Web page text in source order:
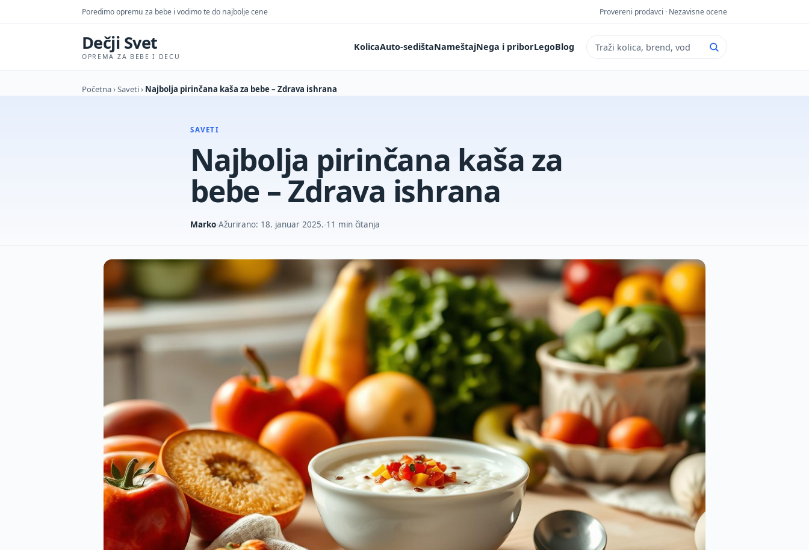
Poredimo opremu za bebe i vodimo te do najbolje cene Provereni prodavci · Nezavisne ocene
Dečji Svet
OPREMA ZA BEBE I DECU
KolicaAuto-sedištaNameštajNega i priborLegoBlog
Pretraga sajta
Početna›Saveti› Najbolja pirinčana kaša za bebe – Zdrava ishrana
SAVETI
Najbolja pirinčana kaša za
bebe – Zdrava ishrana
Marko Ažurirano: 18. januar 2025. 11 min čitanja